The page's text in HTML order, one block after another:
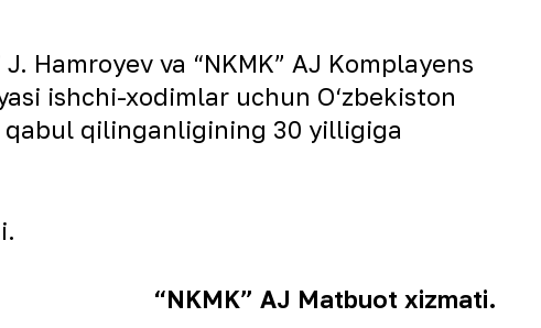
Hamroyev va “NKMK” AJ Komplayens
ishchi-xodimlar uchun O‘zbekiston
qabul qilinganligining 30 yilligiga
“NKMK” AJ Matbuot xizmati.